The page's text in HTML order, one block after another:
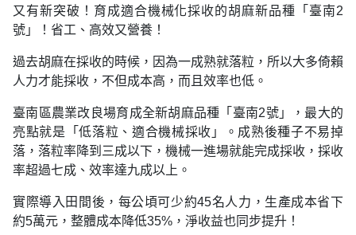
又有新突破！育成適合機械化採收的胡麻新品種「臺南2
號」！省工、高效又營養！
過去胡麻在採收的時候，因為一成熟就落粒，所以大多倚賴
人力才能採收，不但成本高，而且效率也低。
臺南區農業改良場育成全新胡麻品種「臺南2號」，最大的
亮點就是「低落粒、適合機械採收」。成熟後種子不易掉
落，落粒率降到三成以下，機械一進場就能完成採收，採收
率超過七成、效率達九成以上。
實際導入田間後，每公頃可少約45名人力，生產成本省下
約5萬元，整體成本降低35%，淨收益也同步提升！